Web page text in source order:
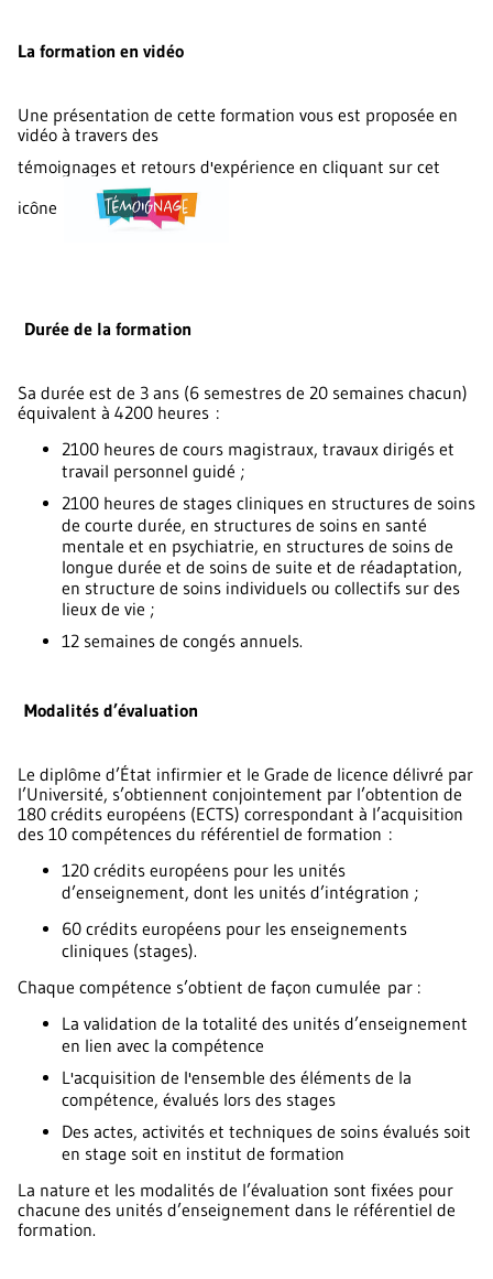
La formation en vidéo
Une présentation de cette formation vous est proposée en
vidéo à travers des
témoignages et retours d'expérience en cliquant sur cet
icône
Durée de la formation
Sa durée est de 3 ans (6 semestres de 20 semaines chacun)
équivalent à 4200 heures :
2100 heures de cours magistraux, travaux dirigés et
travail personnel guidé ;
2100 heures de stages cliniques en structures de soins
de courte durée, en structures de soins en santé
mentale et en psychiatrie, en structures de soins de
longue durée et de soins de suite et de réadaptation,
en structure de soins individuels ou collectifs sur des
lieux de vie ;
12 semaines de congés annuels.
Modalités d’évaluation
Le diplôme d’État infirmier et le Grade de licence délivré par
l’Université, s’obtiennent conjointement par l’obtention de
180 crédits européens (ECTS) correspondant à l’acquisition
des 10 compétences du référentiel de formation :
120 crédits européens pour les unités
d’enseignement, dont les unités d’intégration ;
60 crédits européens pour les enseignements
cliniques (stages).
Chaque compétence s’obtient de façon cumulée par :
La validation de la totalité des unités d’enseignement
en lien avec la compétence
L'acquisition de l'ensemble des éléments de la
compétence, évalués lors des stages
Des actes, activités et techniques de soins évalués soit
en stage soit en institut de formation
La nature et les modalités de l’évaluation sont fixées pour
chacune des unités d’enseignement dans le référentiel de
formation.